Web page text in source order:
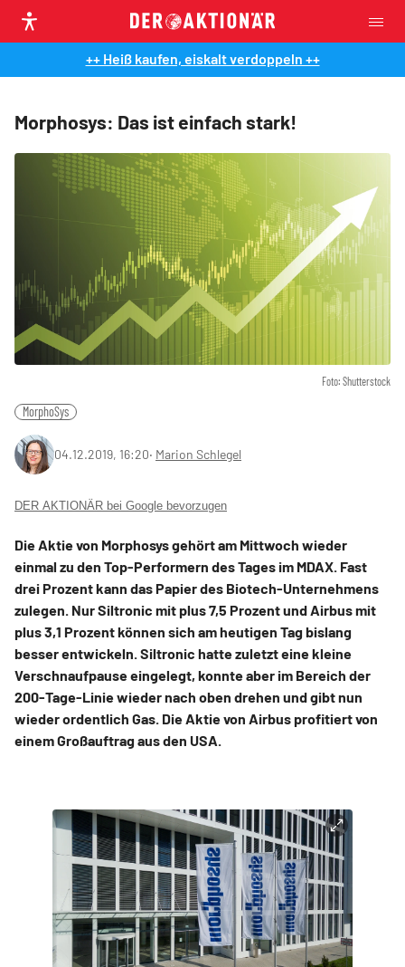
++ Heiß kaufen, eiskalt verdoppeln ++
Morphosys: Das ist einfach stark!
Foto: Shutterstock
MorphoSys
04.12.2019, 16:20‧ Marion Schlegel
DER AKTIONÄR bei Google bevorzugen
Die Aktie von Morphosys gehört am Mittwoch wieder
einmal zu den Top-Performern des Tages im MDAX. Fast
drei Prozent kann das Papier des Biotech-Unternehmens
zulegen. Nur Siltronic mit plus 7,5 Prozent und Airbus mit
plus 3,1 Prozent können sich am heutigen Tag bislang
besser entwickeln. Siltronic hatte zuletzt eine kleine
Verschnaufpause eingelegt, konnte aber im Bereich der
200-Tage-Linie wieder nach oben drehen und gibt nun
wieder ordentlich Gas. Die Aktie von Airbus profitiert von
einem Großauftrag aus den USA.